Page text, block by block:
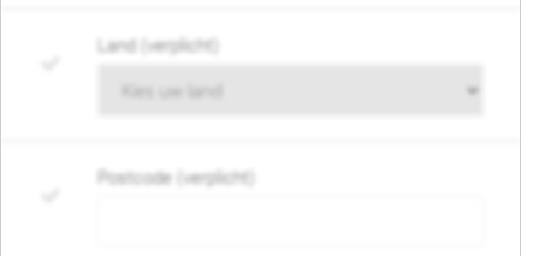
Land (verplicht)
Postcode (verplicht)